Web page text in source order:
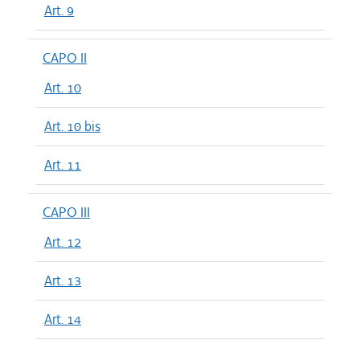
Art. 9
CAPO II
Art. 10
Art. 10 bis
Art. 11
CAPO III
Art. 12
Art. 13
Art. 14